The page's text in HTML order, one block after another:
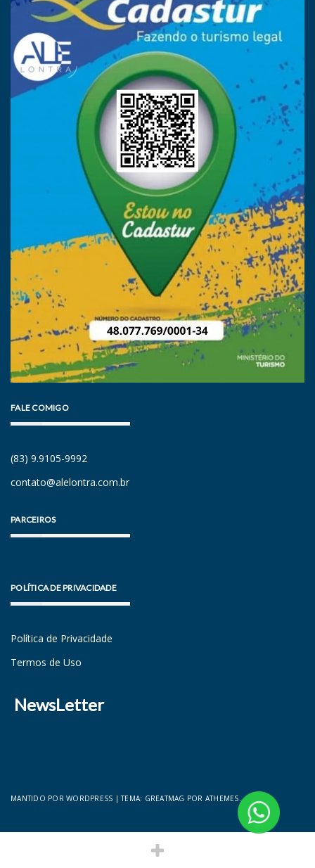
FALE COMIGO
(83) 9.9105-9992
contato@alelontra.com.br
PARCEIROS
POLÍTICA DE PRIVACIDADE
Política de Privacidade
Termos de Uso
NewsLetter
MANTIDO POR WORDPRESS |TEMA: GREATMAG POR ATHEMES.